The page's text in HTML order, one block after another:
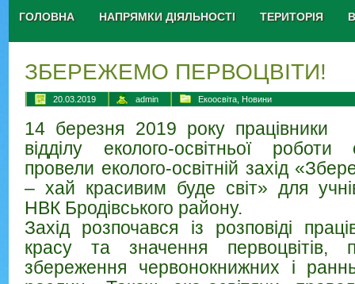
ГОЛОВНА НАПРЯМКИ ДІЯЛЬНОСТІ ТЕРИТОРІЯ
ЗБЕРЕЖЕМО ПЕРВОЦВІТИ!
20.03.2019 admin Екоосвіта Новини
14 березня 2019 року працівники
відділу еколого-освітньої роботи
провели еколого-освітній захід
– хай красивим буде світ» для
НВК Бродівського району.
Захід розпочався із розповіді
красу та значення первоцвітів,
збереження червонокнижних і